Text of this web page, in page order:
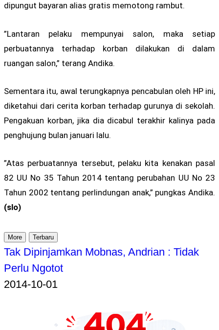
dipungut bayaran alias gratis memotong rambut.
”Lantaran pelaku mempunyai salon, maka setiap
perbuatannya terhadap korban dilakukan di dalam
ruangan salon,” terang Andika.
Sementara itu, awal terungkapnya pencabulan oleh HP ini,
diketahui dari cerita korban terhadap gurunya di sekolah.
Pengakuan korban, jika dia dicabul terakhir kalinya pada
penghujung bulan januari lalu.
”Atas perbuatannya tersebut, pelaku kita kenakan pasal
82 UU No 35 Tahun 2014 tentang perubahan UU No 23
Tahun 2002 tentang perlindungan anak,” pungkas Andika.
(slo)
More Terbaru
Tak Dipinjamkan Mobnas, Andrian : Tidak
Perlu Ngotot
2014-10-01